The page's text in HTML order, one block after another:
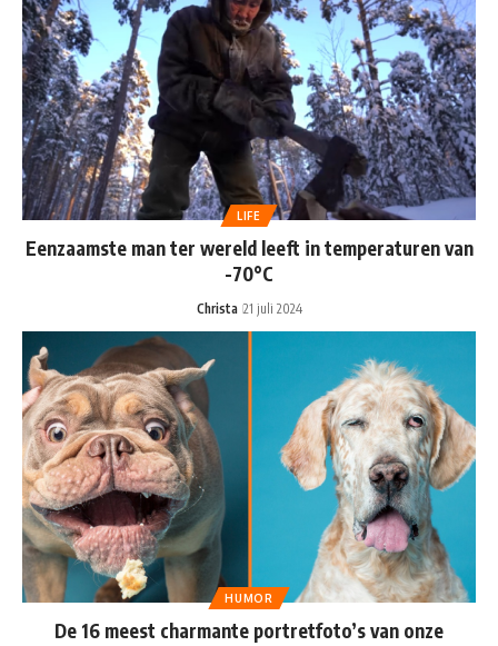
LIFE
Eenzaamste man ter wereld leeft in temperaturen van
-70°C
Christa 21 juli 2024
HUMOR
De 16 meest charmante portretfoto’s van onze